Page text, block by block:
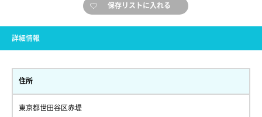
保存リストに入れる
詳細情報
住所
東京都世田谷区赤堤